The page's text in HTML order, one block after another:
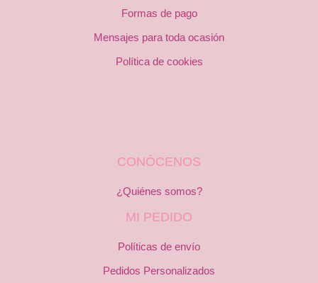
Formas de pago
Mensajes para toda ocasión
Política de cookies
CONÓCENOS
¿Quiénes somos?
MI PEDIDO
Políticas de envío
Pedidos Personalizados